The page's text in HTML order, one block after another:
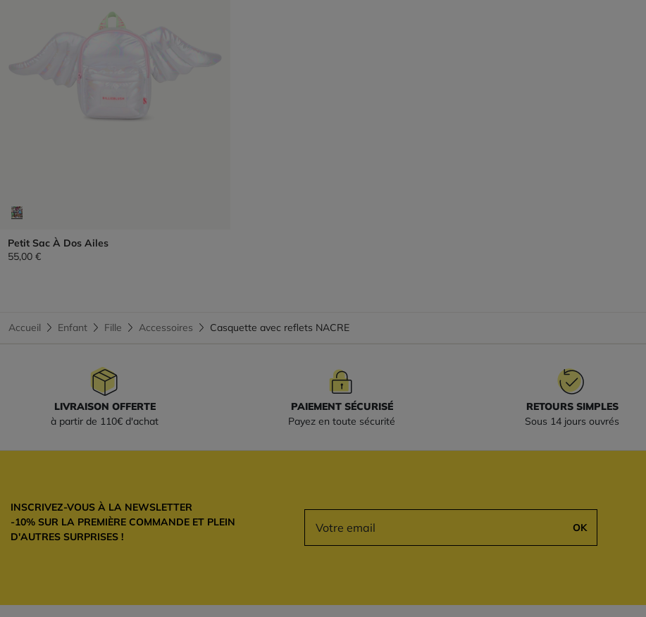
Petit Sac À Dos Ailes
55,00 €
Accueil Enfant Fille Accessoires Casquette avec reflets NACRE
LIVRAISON OFFERTE
à partir de 110€ d'achat
PAIEMENT SÉCURISÉ
Payez en toute sécurité
RETOURS SIMPLES
Sous 14 jours ouvrés
INSCRIVEZ-VOUS À LA NEWSLETTER
-10% SUR LA PREMIÈRE COMMANDE ET PLEIN
D'AUTRES SURPRISES !
OK